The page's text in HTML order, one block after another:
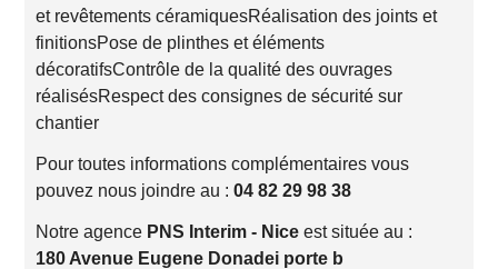
et revêtements céramiquesRéalisation des joints et
finitionsPose de plinthes et éléments
décoratifsContrôle de la qualité des ouvrages
réalisésRespect des consignes de sécurité sur
chantier
Pour toutes informations complémentaires vous
pouvez nous joindre au :04 82 29 98 38
Notre agence PNS Interim - Niceest située au :
180 Avenue Eugene Donadei porte b